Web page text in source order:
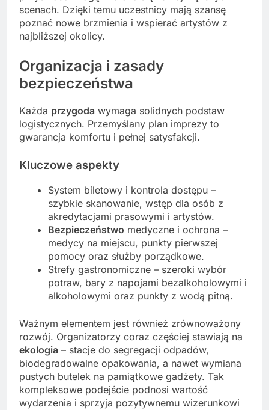
scenach. Dzięki temu uczestnicy mają szansę
poznać nowe brzmienia i wspierać artystów z
najbliższej okolicy.
Organizacja i zasady
bezpieczeństwa
Każda przygoda wymaga solidnych podstaw
logistycznych. Przemyślany plan imprezy to
gwarancja komfortu i pełnej satysfakcji.
Kluczowe aspekty
System biletowy i kontrola dostępu –
szybkie skanowanie, wstęp dla osób z
akredytacjami prasowymi i artystów.
Bezpieczeństwo medyczne i ochrona –
medycy na miejscu, punkty pierwszej
pomocy oraz służby porządkowe.
Strefy gastronomiczne – szeroki wybór
potraw, bary z napojami bezalkoholowymi i
alkoholowymi oraz punkty z wodą pitną.
Ważnym elementem jest również zrównoważony
rozwój. Organizatorzy coraz częściej stawiają na
ekologia – stacje do segregacji odpadów,
biodegradowalne opakowania, a nawet wymiana
pustych butelek na pamiątkowe gadżety. Tak
kompleksowe podejście podnosi wartość
wydarzenia i sprzyja pozytywnemu wizerunkowi